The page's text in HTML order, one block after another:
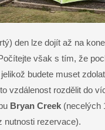
den lze dojít až na
však s tím, že
jelikož budete muset zdolat
vzdálenost rozdělit do
Bryan Creek (necelých
nutnosti rezervace).